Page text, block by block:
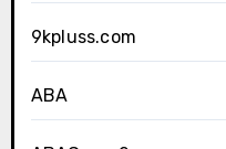
9kpluss.com
ABA